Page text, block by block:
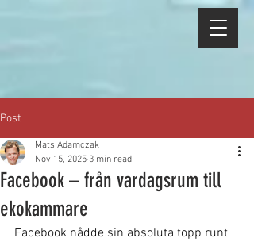
Post
Facebook – från vardagsrum till
ekokammare
Mats Adamczak
Nov 15, 2025 3 min read
Facebook nådde sin absoluta topp runt